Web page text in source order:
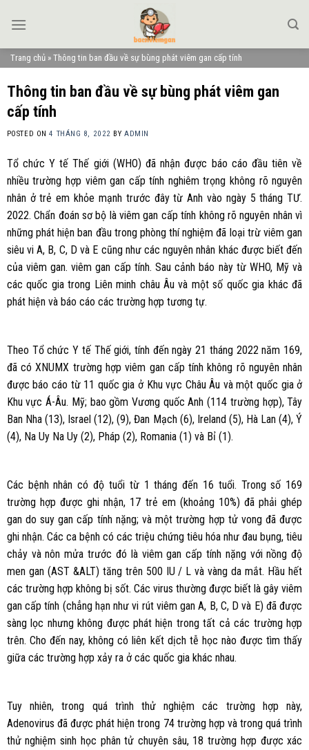
Trang chủ » Thông tin ban đầu về sự bùng phát viêm gan cấp tính
Thông tin ban đầu về sự bùng phát viêm gan
cấp tính
POSTED ON4 THÁNG 8, 2022 BYADMIN
Tổ chức Y tế Thế giới (WHO) đã nhận được báo cáo đầu tiên về
nhiều trường hợp viêm gan cấp tính nghiêm trọng không rõ nguyên
nhân ở trẻ em khỏe mạnh trước đây từ Anh vào ngày 5 tháng TƯ.
2022. Chẩn đoán sơ bộ là viêm gan cấp tính không rõ nguyên nhân vì
những phát hiện ban đầu trong phòng thí nghiệm đã loại trừ viêm gan
siêu vi A, B, C, D và E cũng như các nguyên nhân khác được biết đến
của viêm gan. viêm gan cấp tính. Sau cảnh báo này từ WHO, Mỹ và
các quốc gia trong Liên minh châu Âu và một số quốc gia khác đã
phát hiện và báo cáo các trường hợp tương tự.
Theo Tổ chức Y tế Thế giới, tính đến ngày 21 tháng 2022 năm 169,
đã có XNUMX trường hợp viêm gan cấp tính không rõ nguyên nhân
được báo cáo từ 11 quốc gia ở Khu vực Châu Âu và một quốc gia ở
Khu vực Á-Âu. Mỹ; bao gồm Vương quốc Anh (114 trường hợp), Tây
Ban Nha (13), Israel (12), (9), Đan Mạch (6), Ireland (5), Hà Lan (4), Ý
(4), Na Uy Na Uy (2), Pháp (2), Romania (1) và Bỉ (1).
Các bệnh nhân có độ tuổi từ 1 tháng đến 16 tuổi. Trong số 169
trường hợp được ghi nhận, 17 trẻ em (khoảng 10%) đã phải ghép
gan do suy gan cấp tính nặng; và một trường hợp tử vong đã được
ghi nhận. Các ca bệnh có các triệu chứng tiêu hóa như đau bụng, tiêu
chảy và nôn mửa trước đó là viêm gan cấp tính nặng với nồng độ
men gan (AST &ALT) tăng trên 500 IU / L và vàng da mắt. Hầu hết
các trường hợp không bị sốt. Các virus thường được biết là gây viêm
gan cấp tính (chẳng hạn như vi rút viêm gan A, B, C, D và E) đã được
sàng lọc nhưng không được phát hiện trong tất cả các trường hợp
trên. Cho đến nay, không có liên kết dịch tễ học nào được tìm thấy
giữa các trường hợp xảy ra ở các quốc gia khác nhau.
Tuy nhiên, trong quá trình thử nghiệm các trường hợp này,
Adenovirus đã được phát hiện trong 74 trường hợp và trong quá trình
thử nghiệm sinh học phân tử chuyên sâu, 18 trường hợp được xác